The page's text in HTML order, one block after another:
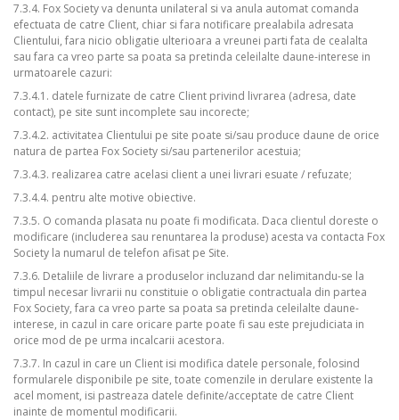
7.3.4. Fox Society va denunta unilateral si va anula automat comanda
efectuata de catre Client, chiar si fara notificare prealabila adresata
Clientului, fara nicio obligatie ulterioara a vreunei parti fata de cealalta
sau fara ca vreo parte sa poata sa pretinda celeilalte daune-interese in
urmatoarele cazuri:
7.3.4.1. datele furnizate de catre Client privind livrarea (adresa, date
contact), pe site sunt incomplete sau incorecte;
7.3.4.2. activitatea Clientului pe site poate si/sau produce daune de orice
natura de partea Fox Society si/sau partenerilor acestuia;
7.3.4.3. realizarea catre acelasi client a unei livrari esuate / refuzate;
7.3.4.4. pentru alte motive obiective.
7.3.5. O comanda plasata nu poate fi modificata. Daca clientul doreste o
modificare (includerea sau renuntarea la produse) acesta va contacta Fox
Society la numarul de telefon afisat pe Site.
7.3.6. Detaliile de livrare a produselor incluzand dar nelimitandu-se la
timpul necesar livrarii nu constituie o obligatie contractuala din partea
Fox Society, fara ca vreo parte sa poata sa pretinda celeilalte daune-
interese, in cazul in care oricare parte poate fi sau este prejudiciata in
orice mod de pe urma incalcarii acestora.
7.3.7. In cazul in care un Client isi modifica datele personale, folosind
formularele disponibile pe site, toate comenzile in derulare existente la
acel moment, isi pastreaza datele definite/acceptate de catre Client
inainte de momentul modificarii.